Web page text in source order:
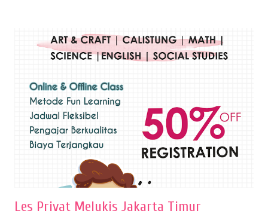
menggunakan bahan dasar cat air, cat akrilik, atau cat minyak dengan
sapuan warna cat yang tebal. Dengan memberikan sapuan warna
pelukis untuk menghasilkan lukisan yang mempesona dan tentunya
bernilai tinggi. Ciri teknik plakat Ciri-ciri teknik plakat, yaitu: Sapuan
warna yang kental dan tebal. Hasil lukisan menutupi seluruh bagian
medianya Mem...
Les Privat Melukis Jakarta Timur